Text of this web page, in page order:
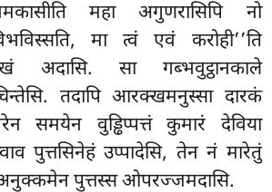
महा अगुणरासिपि नो
मा त्वं एवं करोही’’ति
अदासि. सा गब्भवुट्ठानकाले
चिन्तेसि. तदापि आरक्खमनुस्सा दारकं
समयेन वुड्ढिप्पत्तंकुमारं देविया
पुत्तसिनेहं उप्पादेसि, तेन नं मारेतुं
अनुक्कमेन पुत्तस्स ओपरज्जमदासि.